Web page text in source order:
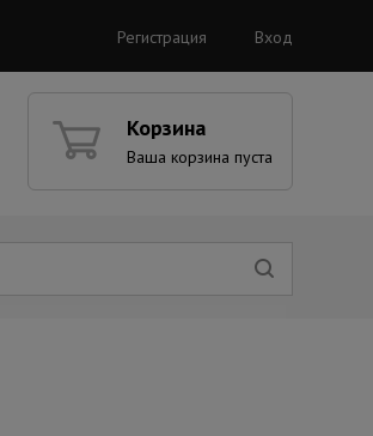
Регистрация Вход
Корзина
Ваша корзина пуста